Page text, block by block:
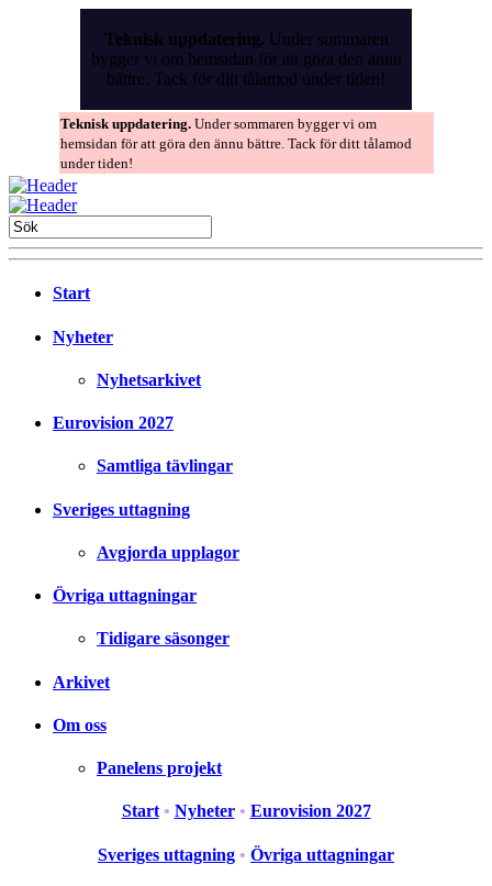
Teknisk uppdatering. Under sommaren
bygger vi om hemsidan för att göra den ännu
bättre. Tack för ditt tålamod under tiden!
Teknisk uppdatering. Under sommaren bygger vi om
hemsidan för att göra den ännu bättre. Tack för ditt tålamod
under tiden!
Start
Nyheter
Nyhetsarkivet
Eurovision 2027
Samtliga tävlingar
Sveriges uttagning
Avgjorda upplagor
Övriga uttagningar
Tidigare säsonger
Arkivet
Om oss
Panelens projekt
Start • Nyheter • Eurovision 2027
Sveriges uttagning • Övriga uttagningar